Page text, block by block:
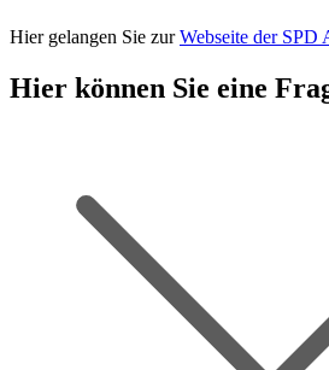
Hier gelangen Sie zurWebseite der SPD
Hier können Sie eine